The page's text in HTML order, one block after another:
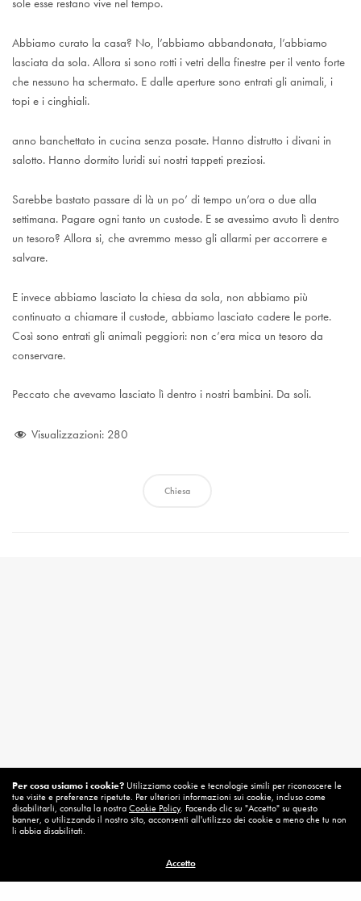
sole esse restano vive nel tempo.
Abbiamo curato la casa? No, l’abbiamo abbandonata, l’abbiamo
lasciata da sola. Allora si sono rotti i vetri della finestre per il vento forte
che nessuno ha schermato. E dalle aperture sono entrati gli animali, i
topi e i cinghiali.
anno banchettato in cucina senza posate. Hanno distrutto i divani in
salotto. Hanno dormito luridi sui nostri tappeti preziosi.
Sarebbe bastato passare di là un po’ di tempo un’ora o due alla
settimana. Pagare ogni tanto un custode. E se avessimo avuto lì dentro
un tesoro? Allora si, che avremmo messo gli allarmi per accorrere e
salvare.
E invece abbiamo lasciato la chiesa da sola, non abbiamo più
continuato a chiamare il custode, abbiamo lasciato cadere le porte.
Così sono entrati gli animali peggiori: non c’era mica un tesoro da
conservare.
Peccato che avevamo lasciato lì dentro i nostri bambini. Da soli.
Visualizzazioni: 280
Chiesa
Related News
Per cosa usiamo i cookie? Utilizziamo cookie e tecnologie simili per riconoscere le
tue visite e preferenze ripetute. Per ulteriori informazioni sui cookie, incluso come
disabilitarli, consulta la nostraCookie Policy. Facendo clic su "Accetto" su questo
banner, o utilizzando il nostro sito, acconsenti all'utilizzo dei cookie a meno che tu non
li abbia disabilitati.
Accetto